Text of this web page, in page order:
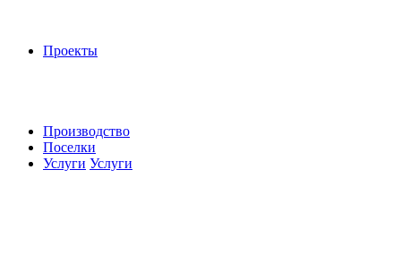
Проекты
Производство
Поселки
Услуги Услуги